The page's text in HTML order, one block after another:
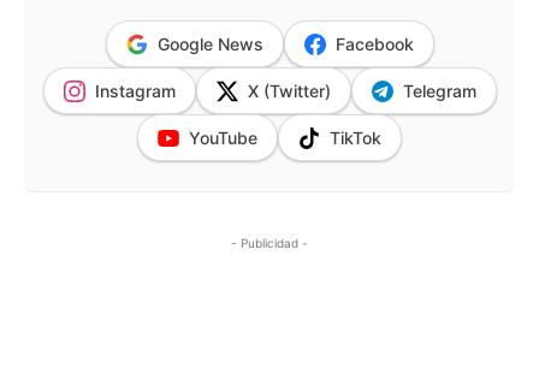
Google News Facebook
Instagram X (Twitter) Telegram
YouTube TikTok
- Publicidad -